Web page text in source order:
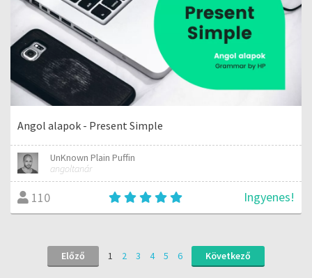
Angol alapok - Present Simple
UnKnown Plain Puffin
angoltanár
110 Ingyenes!
Előző 1 2 3 4 5 6 Következő